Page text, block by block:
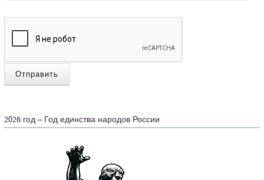
Отправить
2026 год – Год единства народов России